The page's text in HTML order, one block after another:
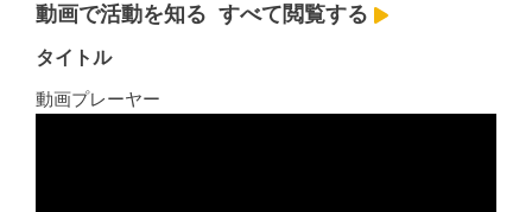
動画で活動を知る すべて閲覧する
タイトル
動画プレーヤー